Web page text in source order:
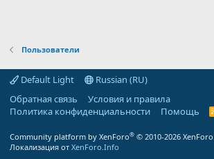
Пользователи
Default Light
Russian (RU)
Обратная связь
Условия и правила
Политика конфиденциальности
Помощь
Community platform by XenForo® © 2010-2026
Локализация от XenForo.Info